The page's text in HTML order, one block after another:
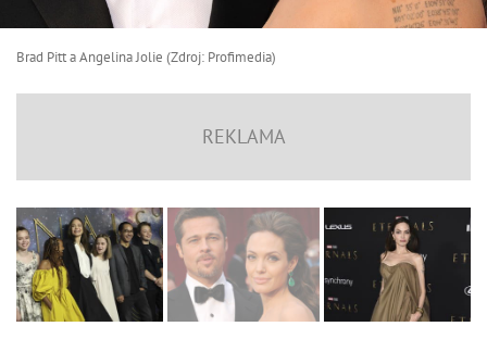
Brad Pitt a Angelina Jolie (Zdroj: Profimedia)